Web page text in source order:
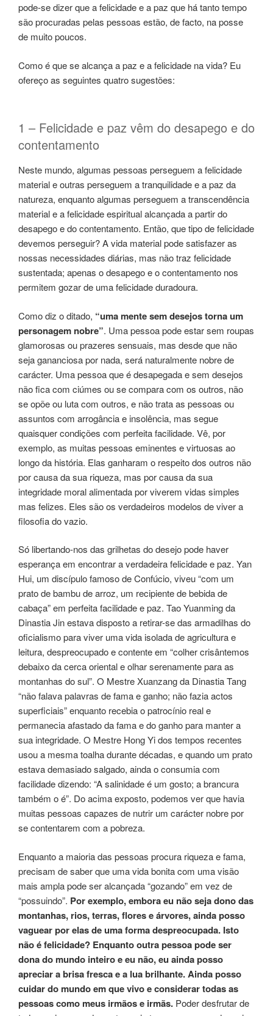
pode-se dizer que a felicidade e a paz que há tanto tempo
são procuradas pelas pessoas estão, de facto, na posse
de muito poucos.
Como é que se alcança a paz e a felicidade na vida? Eu
ofereço as seguintes quatro sugestões:
1 – Felicidade e paz vêm do desapego e do
contentamento
Neste mundo, algumas pessoas perseguem a felicidade
material e outras perseguem a tranquilidade e a paz da
natureza, enquanto algumas perseguem a transcendência
material e a felicidade espiritual alcançada a partir do
desapego e do contentamento. Então, que tipo de felicidade
devemos perseguir? A vida material pode satisfazer as
nossas necessidades diárias, mas não traz felicidade
sustentada; apenas o desapego e o contentamento nos
permitem gozar de uma felicidade duradoura.
Como diz o ditado, “uma mente sem desejos torna um
personagem nobre”. Uma pessoa pode estar sem roupas
glamorosas ou prazeres sensuais, mas desde que não
seja gananciosa por nada, será naturalmente nobre de
carácter. Uma pessoa que é desapegada e sem desejos
não fica com ciúmes ou se compara com os outros, não
se opõe ou luta com outros, e não trata as pessoas ou
assuntos com arrogância e insolência, mas segue
quaisquer condições com perfeita facilidade. Vê, por
exemplo, as muitas pessoas eminentes e virtuosas ao
longo da história. Elas ganharam o respeito dos outros não
por causa da sua riqueza, mas por causa da sua
integridade moral alimentada por viverem vidas simples
mas felizes. Eles são os verdadeiros modelos de viver a
filosofia do vazio.
Só libertando-nos das grilhetas do desejo pode haver
esperança em encontrar a verdadeira felicidade e paz. Yan
Hui, um discípulo famoso de Confúcio, viveu “com um
prato de bambu de arroz, um recipiente de bebida de
cabaça” em perfeita facilidade e paz. Tao Yuanming da
Dinastia Jin estava disposto a retirar-se das armadilhas do
oficialismo para viver uma vida isolada de agricultura e
leitura, despreocupado e contente em “colher crisântemos
debaixo da cerca oriental e olhar serenamente para as
montanhas do sul”. O Mestre Xuanzang da Dinastia Tang
“não falava palavras de fama e ganho; não fazia actos
superficiais” enquanto recebia o patrocínio real e
permanecia afastado da fama e do ganho para manter a
sua integridade. O Mestre Hong Yi dos tempos recentes
usou a mesma toalha durante décadas, e quando um prato
estava demasiado salgado, ainda o consumia com
facilidade dizendo: “A salinidade é um gosto; a brancura
também o é”. Do acima exposto, podemos ver que havia
muitas pessoas capazes de nutrir um carácter nobre por
se contentarem com a pobreza.
Enquanto a maioria das pessoas procura riqueza e fama,
precisam de saber que uma vida bonita com uma visão
mais ampla pode ser alcançada “gozando” em vez de
“possuindo”. Por exemplo, embora eu não seja dono das
montanhas, rios, terras, flores e árvores, ainda posso
vaguear por elas de uma forma despreocupada. Isto
não é felicidade? Enquanto outra pessoa pode ser
dona do mundo inteiro e eu não, eu ainda posso
apreciar a brisa fresca e a lua brilhante. Ainda posso
cuidar do mundo em que vivo e considerar todas as
pessoas como meus irmãos e irmãs. Poder desfrutar de